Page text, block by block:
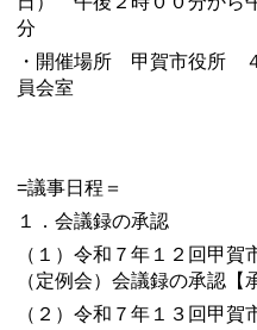
分
・開催場所 甲賀市役所
員会室
=議事日程＝
１．会議録の承認
（１）令和７年１２回甲賀
（定例会）会議録の承認【
（２） 令和７年１３回甲賀